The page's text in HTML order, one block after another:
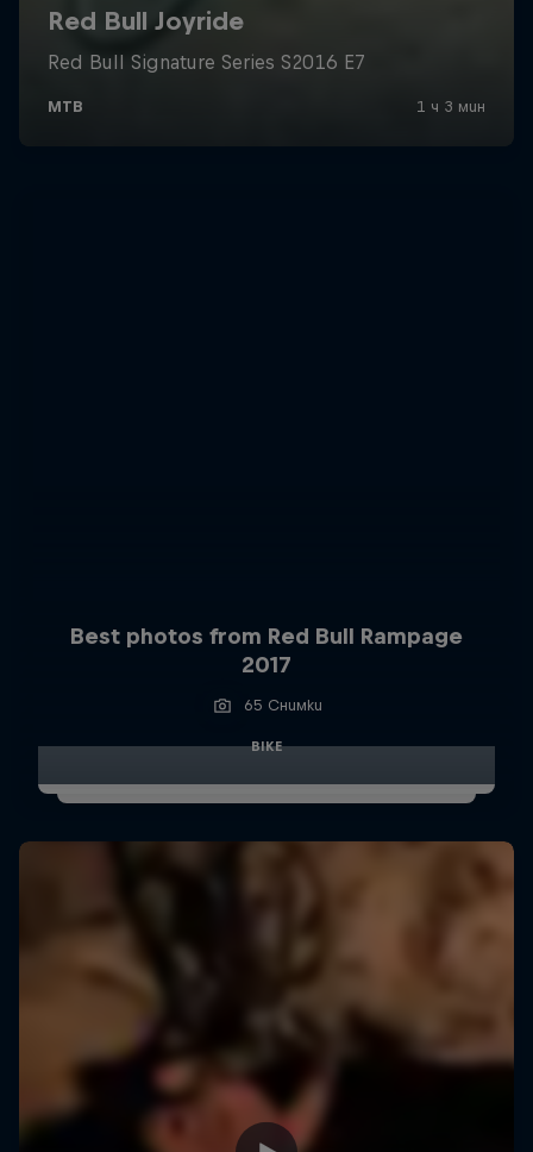
Best photos from Red Bull Rampage
2017
65 Снимки
BIKE